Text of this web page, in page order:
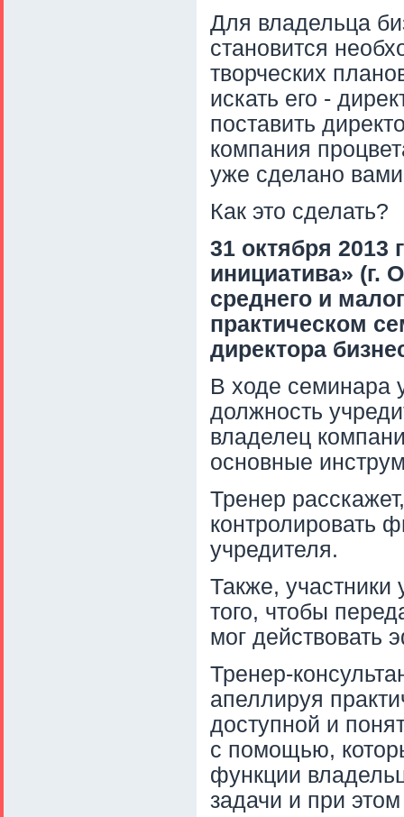
Для владельца
становится
творческих
искать его -
поставить
компания
уже сделано
Как это сделать?
31 октября 2013
инициатива» (г.
среднего и
практическом
директора
В ходе семинара
должность
владелец
основные
Тренер
контролировать
учредителя.
Также, участники
того, чтобы
мог действовать
Тренер-
апеллируя
доступной и
с помощью,
функции
задачи и при